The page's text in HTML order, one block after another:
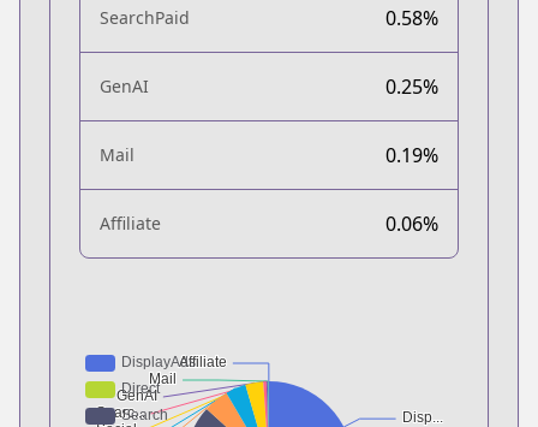
SearchPaid 0.58%
GenAI 0.25%
Mail 0.19%
Affiliate 0.06%